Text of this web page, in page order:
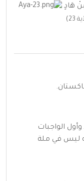
هَادٍ
.
الواجبات
ليس في ملة